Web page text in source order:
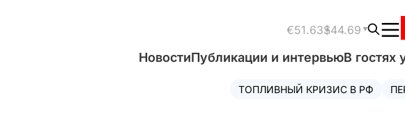
€51.63$44.69
НовостиПубликации и интервьюВ гостях
ТОПЛИВНЫЙ КРИЗИС В РФ